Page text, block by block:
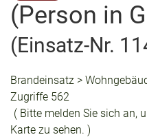
(Person in
(Einsatz-Nr.
Brandeinsatz >
Zugriffe 562
( Bitte melden Sie sich an,
Karte zu sehen. )